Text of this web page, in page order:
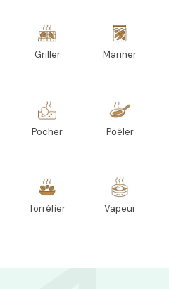
Griller Mariner
Pocher Poêler
Torréfier Vapeur